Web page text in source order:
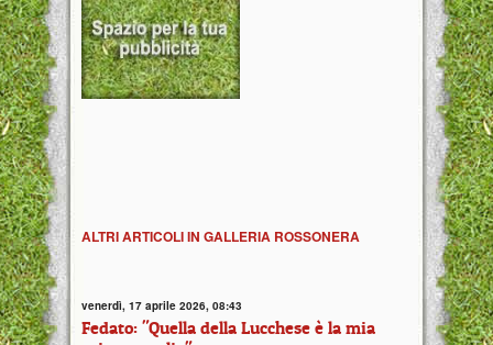
ALTRI ARTICOLI IN GALLERIA ROSSONERA
venerdì, 17 aprile 2026, 08:43
Fedato: "Quella della Lucchese è la mia